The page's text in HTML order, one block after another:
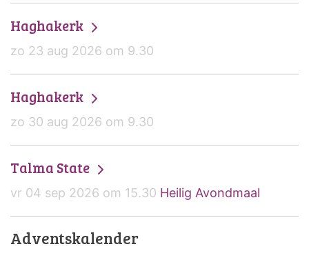
Haghakerk
zo 23 aug 2026 om 9.30
Haghakerk
zo 30 aug 2026 om 9.30
Talma State
vr 04 sep 2026 om 15.30 Heilig Avondmaal
Adventskalender